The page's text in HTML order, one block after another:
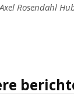
Rosendahl